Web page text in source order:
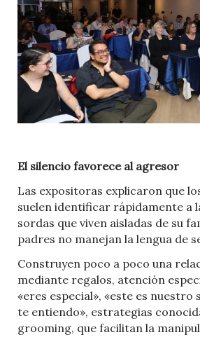
El silencio favorece al agresor
Las expositoras explicaron que
suelen identificar rápidamente a
sordas que viven aisladas de su
padres no manejan la lengua de
Construyen poco a poco una
mediante regalos, atención
«eres especial», «este es nuestro
te entiendo», estrategias
grooming, que facilitan la